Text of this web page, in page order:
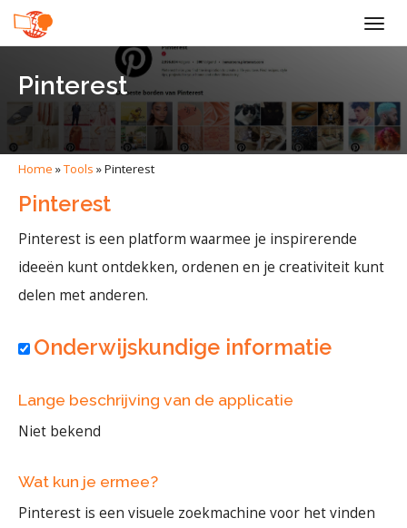
Pinterest
Home »Tools »Pinterest
Pinterest
Pinterest is een platform waarmee je inspirerende
ideeën kunt ontdekken, ordenen en je creativiteit kunt
delen met anderen.
Onderwijskundige informatie
Lange beschrijving van de applicatie
Niet bekend
Wat kun je ermee?
Pinterest is een visuele zoekmachine voor het vinden